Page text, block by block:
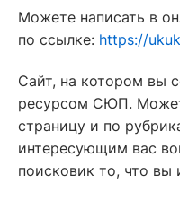
Можете написать в
по ссылке: https://
Сайт, на котором вы
ресурсом СЮП.
страницу и по
интересующим вас
поисковик то, что вы